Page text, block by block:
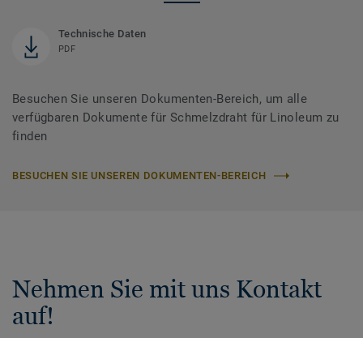
Technische Daten
PDF
Besuchen Sie unseren Dokumenten-Bereich, um alle
verfügbaren Dokumente für Schmelzdraht für Linoleum zu
finden
BESUCHEN SIE UNSEREN DOKUMENTEN-BEREICH
Nehmen Sie mit uns Kontakt
auf!